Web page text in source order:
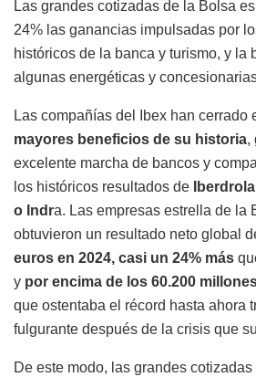
Las grandes cotizadas de la Bolsa
24% las ganancias impulsadas por
históricos de la banca y turismo, y la
algunas energéticas y
Las compañías del Ibex han cerrado
mayores beneficios de su historia,
excelente marcha de bancos y
los históricos resultados de
o Indra. Las empresas estrella de la
obtuvieron un resultado neto global
euros en 2024, casi un 24% más
y por encima de los 60.200
que ostentaba el récord hasta ahora
fulgurante después de la crisis que
De este modo, las grandes